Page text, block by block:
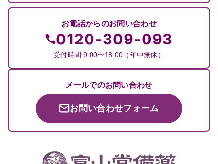
お電話からのお問い合わせ
0120-309-093
受付時間 9:00〜18:00（年中無休）
メールでのお問い合わせ
お問い合わせフォーム